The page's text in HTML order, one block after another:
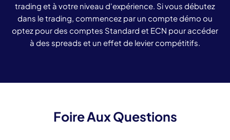
trading et à votre niveau d'expérience. Si vous débutez
dans le trading, commencez par un compte démo ou
optez pour des comptes Standard et ECN pour accéder
à des spreads et un effet de levier compétitifs.
Foire Aux Questions